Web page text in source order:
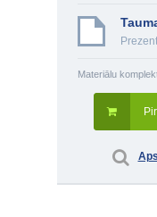
Materiālu